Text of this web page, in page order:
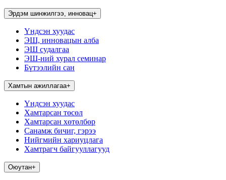
Эрдэм шинжилгээ, инновац+
Үндсэн хуудас
ЭШ, инновацын алба
ЭШ судалгаа
ЭШ-ний хурал семинар
Бүтээлийн сан
Хамтын ажиллагаа+
Үндсэн хуудас
Хамтарсан төсөл
Хамтарсан хөтөлбөр
Санамж бичиг, гэрээ
Нийгмийн хариуцлага
Хамтрагч байгууллагууд
Оюутан+